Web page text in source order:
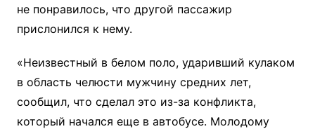
не понравилось, что другой пассажир
прислонился к нему.
«Неизвестный в белом поло, ударивший кулаком
в область челюсти мужчину средних лет,
сообщил, что сделал это из-за конфликта,
который начался еще в автобусе. Молодому